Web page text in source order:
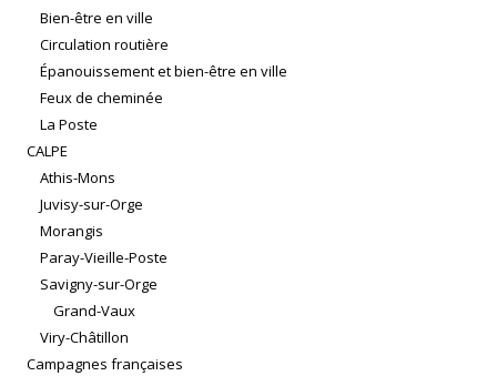
Bien-être en ville
Circulation routière
Épanouissement et bien-être en ville
Feux de cheminée
La Poste
CALPE
Athis-Mons
Juvisy-sur-Orge
Morangis
Paray-Vieille-Poste
Savigny-sur-Orge
Grand-Vaux
Viry-Châtillon
Campagnes françaises